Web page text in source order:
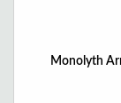
Monolyth